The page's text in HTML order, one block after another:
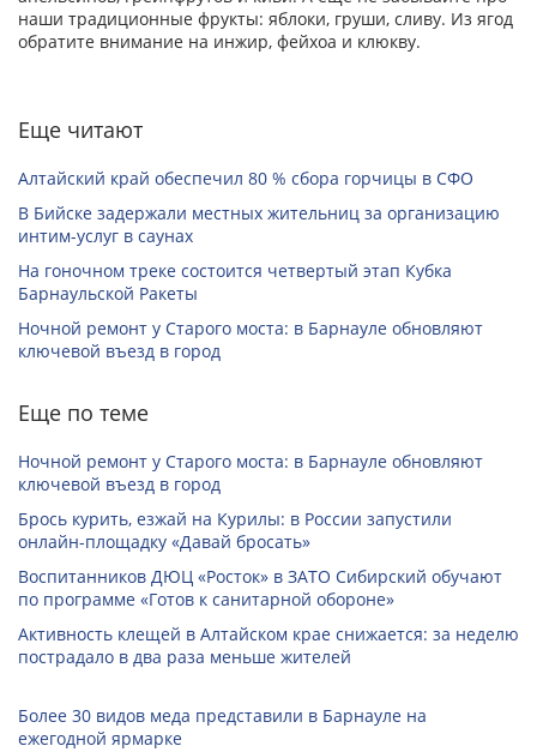
наши традиционные фрукты: яблоки, груши, сливу. Из ягод
обратите внимание на инжир, фейхоа и клюкву.
Еще читают
Алтайский край обеспечил 80 % сбора горчицы в СФО
В Бийске задержали местных жительниц за организацию
интим-услуг в саунах
На гоночном треке состоится четвертый этап Кубка
Барнаульской Ракеты
Ночной ремонт у Старого моста: в Барнауле обновляют
ключевой въезд в город
Еще по теме
Ночной ремонт у Старого моста: в Барнауле обновляют
ключевой въезд в город
Брось курить, езжай на Курилы: в России запустили
онлайн-­площадку «Давай бросать»
Воспитанников ДЮЦ «Росток» в ЗАТО Сибирский обучают
по программе «Готов к санитарной обороне»
Активность клещей в Алтайском крае снижается: за неделю
пострадало в два раза меньше жителей
Более 30 видов меда представили в Барнауле на
ежегодной ярмарке